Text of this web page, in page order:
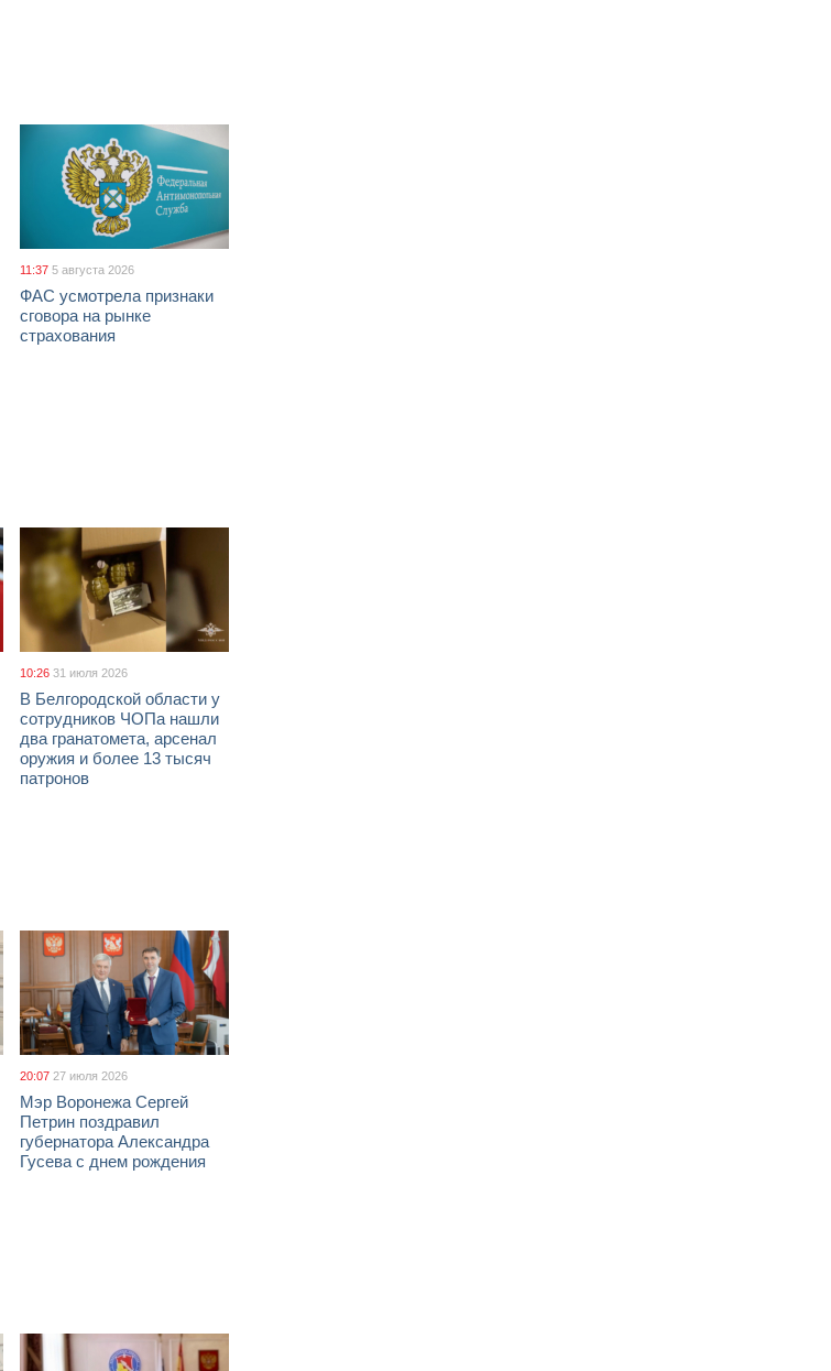
11:37 5 августа 2026
ФАС усмотрела признаки
сговора на рынке
страхования
10:26 31 июля 2026
В Белгородской области у
сотрудников ЧОПа нашли
два гранатомета, арсенал
оружия и более 13 тысяч
патронов
20:07 27 июля 2026
Мэр Воронежа Сергей
Петрин поздравил
губернатора Александра
Гусева с днем рождения